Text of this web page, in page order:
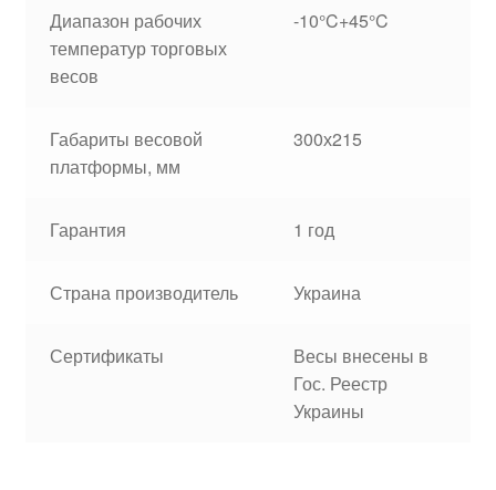
Диапазон рабочих
температур торговых
весов
-10°C+45°C
Габариты весовой
платформы, мм
300х215
Гарантия 1 год
Страна производитель Украина
Сертификаты
Весы внесены в
Гос. Реестр
Украины